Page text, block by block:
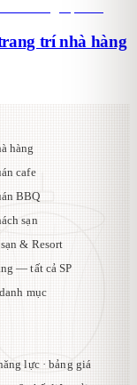
trí nhà hàng
hàng
cafe
BBQ
sạn
& Resort
— tất cả SP
mục
lực · bảng giá